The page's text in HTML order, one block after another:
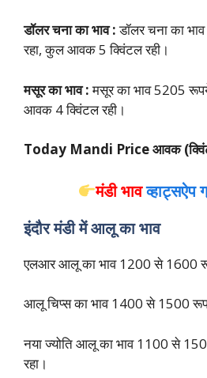
डॉलर चना का भाव :डॉलर चना का
रहा, कुल आवक 5 क्विंटल रही।
मसूर का भाव :मसूर का भाव 5205
आवक 4 क्विंटल रही।
Today Mandi Price आवक
मंडी भावव्हाट्सऐप
इंदौर मंडी में आलू का भाव
एलआर आलू का भाव 1200 से 1600
आलू चिप्स का भाव 1400 से 1500
नया ज्योति आलू का भाव 1100 से
रहा।